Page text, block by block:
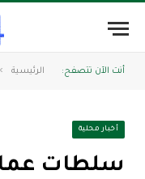
أنت الآن تتصفح: الرئيسية
أخبار محلية
سلطات